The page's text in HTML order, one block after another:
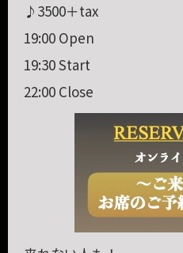
♪3500＋tax
19:00 Open
19:30 Start
22:00 Close